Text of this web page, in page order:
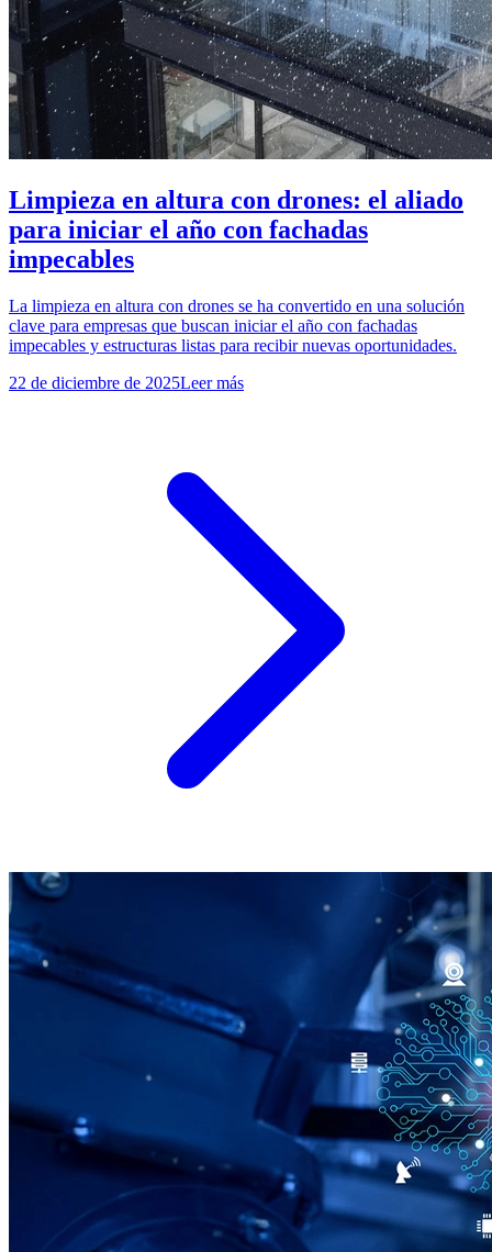
Limpieza en altura con drones: el aliado
para iniciar el año con fachadas
impecables
La limpieza en altura con drones se ha convertido en una solución
clave para empresas que buscan iniciar el año con fachadas
impecables y estructuras listas para recibir nuevas oportunidades.
22 de diciembre de 2025Leer más